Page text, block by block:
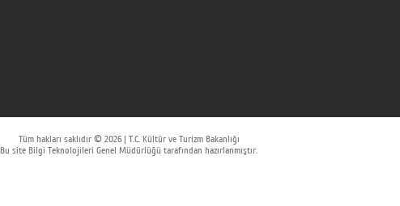
Tüm hakları saklıdır © 2026 | T.C. Kültür ve Turizm Bakanlığı
Bu site Bilgi Teknolojileri Genel Müdürlüğü tarafından hazırlanmıştır.